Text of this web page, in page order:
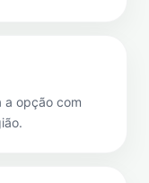
a opção com